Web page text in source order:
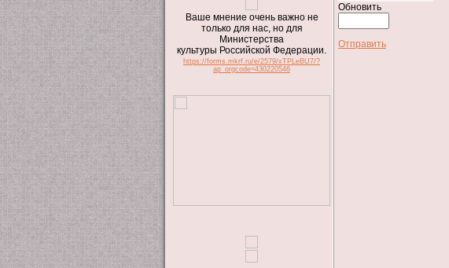
Ваше мнение очень важно не
только для нас, но для
Министерства
культуры Российской Федерации.
https://forms.mkrf.ru/e/2579/xTPLeBU7/?
ap_orgcode=430220546
Обновить
Отправить